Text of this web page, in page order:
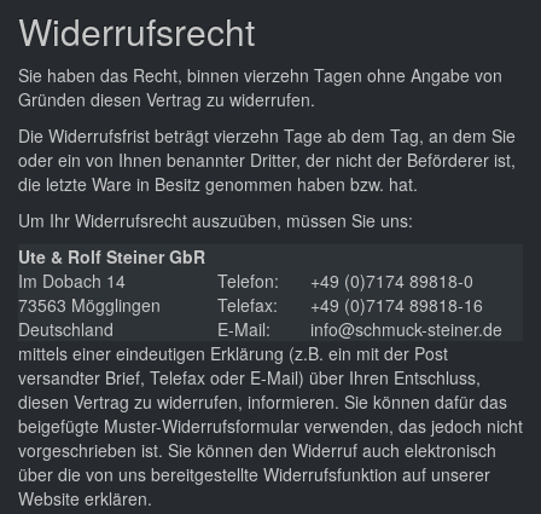
Widerrufsrecht
Sie haben das Recht, binnen vierzehn Tagen ohne Angabe von
Gründen diesen Vertrag zu widerrufen.
Die Widerrufsfrist beträgt vierzehn Tage ab dem Tag, an dem Sie
oder ein von Ihnen benannter Dritter, der nicht der Beförderer ist,
die letzte Ware in Besitz genommen haben bzw. hat.
Um Ihr Widerrufsrecht auszuüben, müssen Sie uns:
Ute & Rolf Steiner GbR
Im Dobach 14
73563 Mögglingen
Deutschland
Telefon:
Telefax:
E-Mail:
+49 (0)7174 89818-0
+49 (0)7174 89818-16
info@schmuck-steiner.de
mittels einer eindeutigen Erklärung (z.B. ein mit der Post
versandter Brief, Telefax oder E-Mail) über Ihren Entschluss,
diesen Vertrag zu widerrufen, informieren. Sie können dafür das
beigefügte Muster-Widerrufsformular verwenden, das jedoch nicht
vorgeschrieben ist. Sie können den Widerruf auch elektronisch
über die von uns bereitgestellte Widerrufsfunktion auf unserer
Website erklären.